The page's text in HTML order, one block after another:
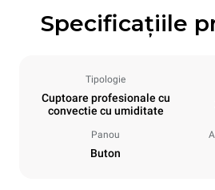
Specificațiile
Tipologie
Cuptoare profesionale cu
convectie cu umiditate
Panou
Buton